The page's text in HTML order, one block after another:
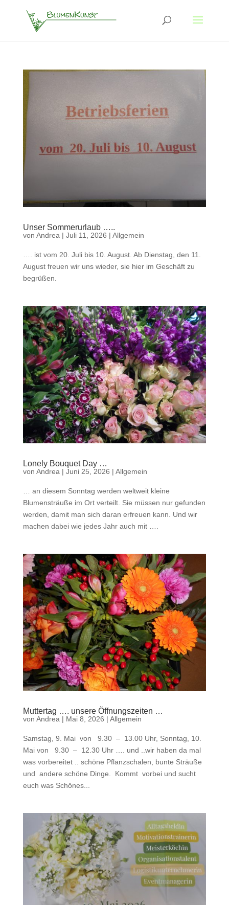
Unser Sommerurlaub …..
von Andrea | Juli 11, 2026 | Allgemein
…. ist vom 20. Juli bis 10. August. Ab Dienstag, den 11.
August freuen wir uns wieder, sie hier im Geschäft zu
begrüßen.
Lonely Bouquet Day …
von Andrea | Juni 25, 2026 | Allgemein
… an diesem Sonntag werden weltweit kleine
Blumensträuße im Ort verteilt. Sie müssen nur gefunden
werden, damit man sich daran erfreuen kann. Und wir
machen dabei wie jedes Jahr auch mit ….
Muttertag …. unsere Öffnungszeiten …
von Andrea| Mai 8, 2026 | Allgemein
Samstag, 9. Mai von 9.30 – 13.00 Uhr, Sonntag, 10.
Mai von 9.30 – 12.30 Uhr …. und ..wir haben da mal
was vorbereitet .. schöne Pflanzschalen, bunte Sträuße
und andere schöne Dinge. Kommt vorbei und sucht
euch was Schönes...